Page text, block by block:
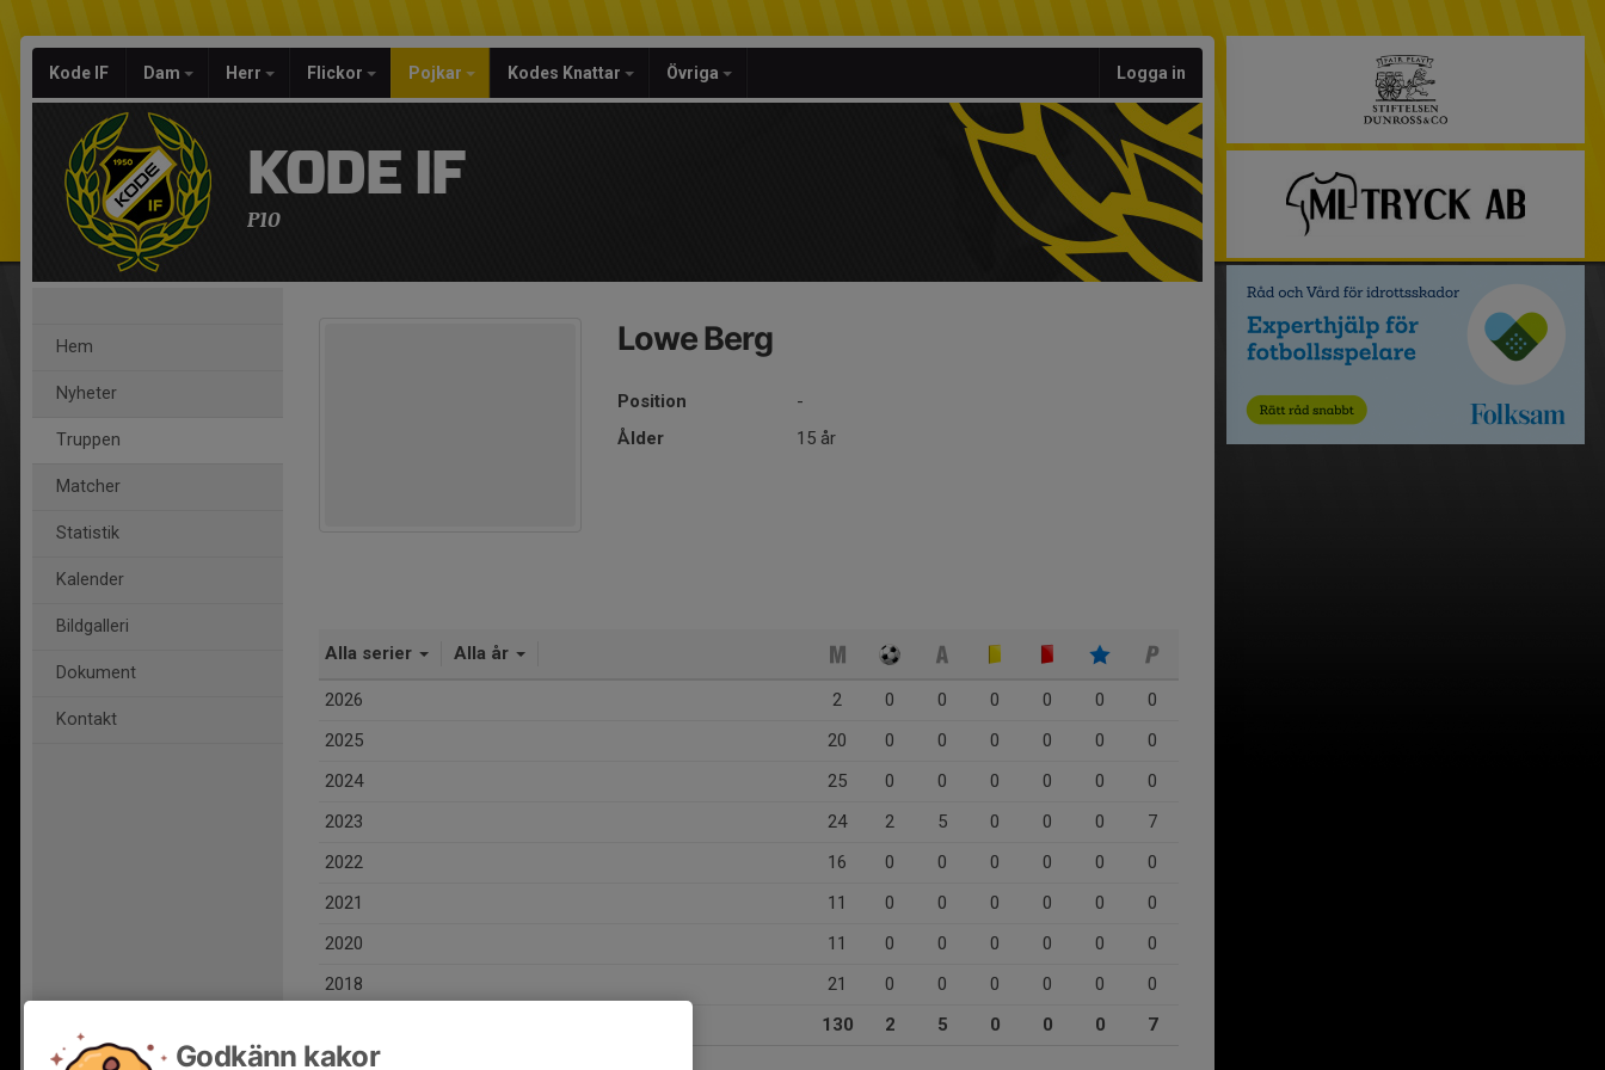
Kode IF Dam Herr Flickor Pojkar Kodes Knattar Övriga Logga in
KODE IF
P10
Hem
Nyheter
Truppen
Matcher
Statistik
Kalender
Bildgalleri
Dokument
Kontakt
Lowe Berg
Position
-
Ålder
15 år
Alla serier Alla år
2026 2 0 0 0 0 0
0
2025
20 0 0 0 0 0
0
2024
25 0 0 0 0 0
0
2023
24 2 5 0 0 0
7
2022
16 0 0 0 0 0
0
2021
11 0 0 0 0 0
0
2020
11 0 0 0 0 0
0
2018
21 0 0 0 0 0
0
130 2 5 0 0 0 7
Godkänn kakor